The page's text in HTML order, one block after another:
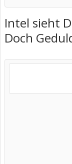
Intel sieht
Doch